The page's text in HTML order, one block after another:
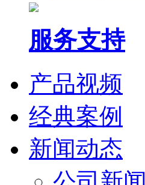
服务支持
产品视频
经典案例
新闻动态